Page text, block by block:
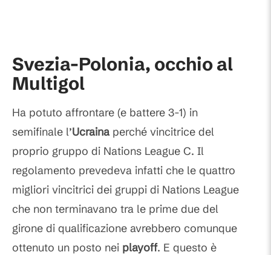
Svezia-Polonia, occhio al
Multigol
Ha potuto affrontare (e battere 3-1) in
semifinale l’Ucraina perché vincitrice del
proprio gruppo di Nations League C. Il
regolamento prevedeva infatti che le quattro
migliori vincitrici dei gruppi di Nations League
che non terminavano tra le prime due del
girone di qualificazione avrebbero comunque
ottenuto un posto nei playoff. E questo è